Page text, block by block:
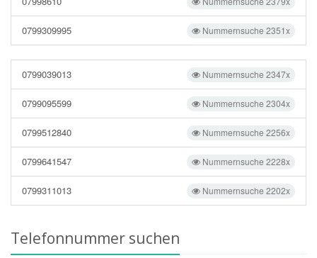
Nummernsuche 2351x
0799309995
Nummernsuche 2347x
0799039013
Nummernsuche 2304x
0799095599
Nummernsuche 2256x
0799512840
Nummernsuche 2228x
0799641547
Nummernsuche 2202x
0799311013
Telefonnummer suchen